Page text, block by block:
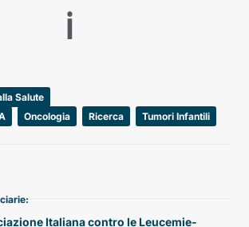
ℹ️
Salute
Oncologia Ricerca Tumori Infantili
Italiana contro le Leucemie-